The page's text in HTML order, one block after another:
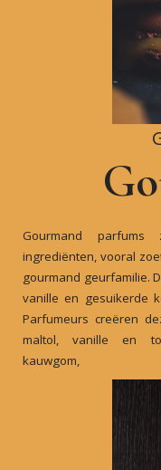
Gourmand
ingrediënten, vooral
gourmand geurfamilie.
vanille en gesuikerde
Parfumeurs creëren
maltol, vanille en
kauwgom,